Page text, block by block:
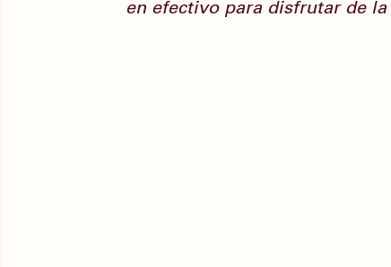
en efectivo para disfrutar de